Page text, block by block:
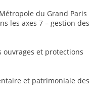
du Grand Paris
les axes 7 – gestion des
ouvrages et protections
et patrimoniale des